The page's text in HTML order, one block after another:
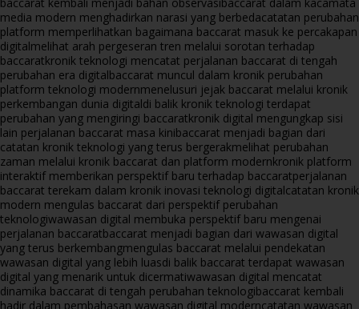
media modern menghadirkan narasi yang berbedacatatan perubahan
platform memperlihatkan bagaimana baccarat masuk ke percakapan
digitalmelihat arah pergeseran tren melalui sorotan terhadap
baccaratkronik teknologi mencatat perjalanan baccarat di tengah
perubahan era digitalbaccarat muncul dalam kronik perubahan
platform teknologi modernmenelusuri jejak baccarat melalui kronik
perkembangan dunia digitaldi balik kronik teknologi terdapat
perubahan yang mengiringi baccaratkronik digital mengungkap sisi
lain perjalanan baccarat masa kinibaccarat menjadi bagian dari
catatan kronik teknologi yang terus bergerakmelihat perubahan
zaman melalui kronik baccarat dan platform modernkronik platform
interaktif memberikan perspektif baru terhadap baccaratperjalanan
baccarat terekam dalam kronik inovasi teknologi digitalcatatan kronik
modern mengulas baccarat dari perspektif perubahan
teknologiwawasan digital membuka perspektif baru mengenai
perjalanan baccaratbaccarat menjadi bagian dari wawasan digital
yang terus berkembangmengulas baccarat melalui pendekatan
wawasan digital yang lebih luasdi balik baccarat terdapat wawasan
digital yang menarik untuk dicermatiwawasan digital mencatat
dinamika baccarat di tengah perubahan teknologibaccarat kembali
hadir dalam pembahasan wawasan digital moderncatatan wawasan